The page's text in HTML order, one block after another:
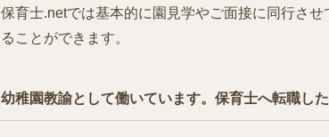
保育士.netでは基本的に園見学やご面接に同行さ
ることができます。
幼稚園教諭として働いています。保育士へ転職し